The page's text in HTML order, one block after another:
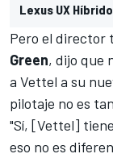
Lexus UX
Pero el director
Green, dijo que
a Vettel a su
pilotaje no es
"Sí, [Vettel]
eso no es